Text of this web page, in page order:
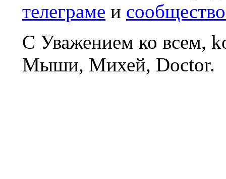
телеграме и
С Уважением ко всем,
Мыши, Михей, Doctor.